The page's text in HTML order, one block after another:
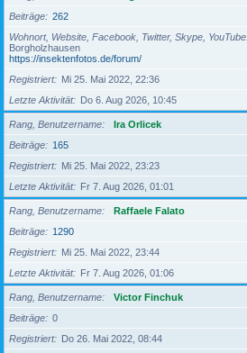
Beiträge
262
Wohnort, Website, Facebook, Twitter, Skype, YouTube
Borgholzhausen
https://insektenfotos.de/forum/
Registriert
Mi 25. Mai 2022, 22:36
Letzte Aktivität
Do 6. Aug 2026, 10:45
Rang, Benutzername
Ira Orlicek
Beiträge
165
Registriert
Mi 25. Mai 2022, 23:23
Letzte Aktivität
Fr 7. Aug 2026, 01:01
Rang, Benutzername
Raffaele Falato
Beiträge
1290
Registriert
Mi 25. Mai 2022, 23:44
Letzte Aktivität
Fr 7. Aug 2026, 01:06
Rang, Benutzername
Victor Finchuk
Beiträge
0
Registriert
Do 26. Mai 2022, 08:44